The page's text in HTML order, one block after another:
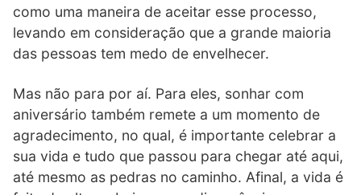
como uma maneira de aceitar esse processo,
levando em consideração que a grande maioria
das pessoas tem medo de envelhecer.
Mas não para por aí. Para eles, sonhar com
aniversário também remete a um momento de
agradecimento, no qual, é importante celebrar a
sua vida e tudo que passou para chegar até aqui,
até mesmo as pedras no caminho. Afinal, a vida é